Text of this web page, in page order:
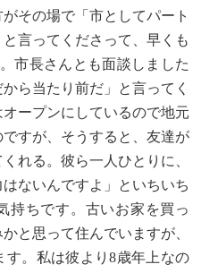
その場で「市としてパート
言ってくださって、早くも
市長さんとも面談しました
ら当たり前だ」と言ってく
ープンにしているので地元
すが、そうすると、友達が
れる。彼ら一人ひとりに、
ないんですよ」といちいち
持ちです。古いお家を買っ
と思って住んでいますが、
す。私は彼より8歳年上なの